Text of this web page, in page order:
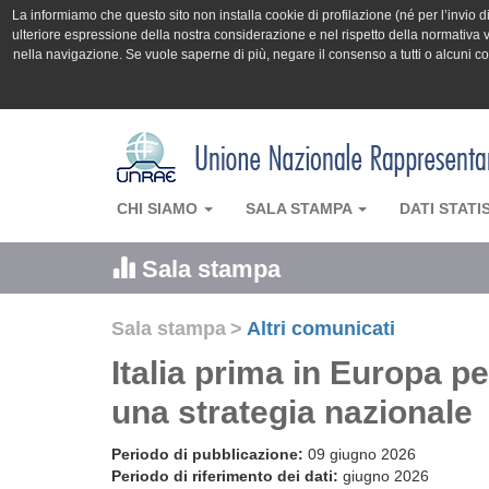
La informiamo che questo sito non installa cookie di profilazione (né per
ulteriore espressione della nostra considerazione e nel rispetto della
nella navigazione. Se vuole saperne di più, negare il consenso a tutti o alcuni
CHI SIAMO SALA STAMPA DATI
Sala stampa
Sala stampa > Altri comunicati
Italia prima in Europa
una strategia nazionale
Periodo di pubblicazione: 09 giugno 2026
Periodo di riferimento dei dati: giugno 2026